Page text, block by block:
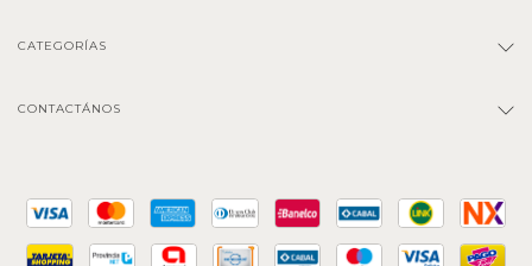
CATEGORÍAS
CONTACTÁNOS